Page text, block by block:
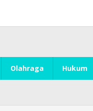
Olahraga Hukum